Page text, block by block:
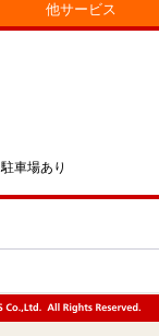
駐車場あり
他サービス